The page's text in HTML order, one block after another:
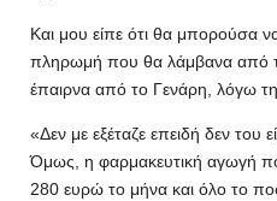
Και μου είπε ότι θα μπορούσα
πληρωμή που θα λάμβανα από
έπαιρνα από το Γενάρη, λόγω
«Δεν με εξέταζε επειδή δεν του
Όμως, η φαρμακευτική αγωγή
280 ευρώ το μήνα και όλο το